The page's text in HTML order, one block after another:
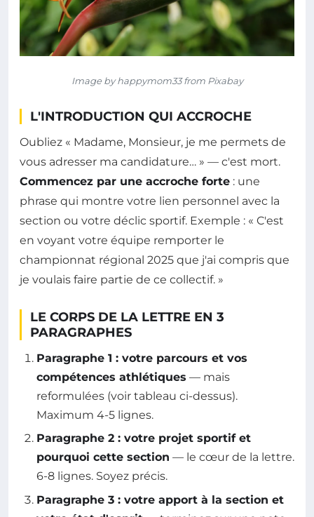
Image by happymom33 from Pixabay
L'INTRODUCTION QUI ACCROCHE
Oubliez « Madame, Monsieur, je me permets de
vous adresser ma candidature… » — c'est mort.
Commencez par une accroche forte : une
phrase qui montre votre lien personnel avec la
section ou votre déclic sportif. Exemple : « C'est
en voyant votre équipe remporter le
championnat régional 2025 que j'ai compris que
je voulais faire partie de ce collectif. »
LE CORPS DE LA LETTRE EN 3
PARAGRAPHES
Paragraphe 1 : votre parcours et vos
compétences athlétiques — mais
reformulées (voir tableau ci-dessus).
Maximum 4-5 lignes.
Paragraphe 2 : votre projet sportif et
pourquoi cette section — le cœur de la lettre.
6-8 lignes. Soyez précis.
Paragraphe 3 : votre apport à la section et